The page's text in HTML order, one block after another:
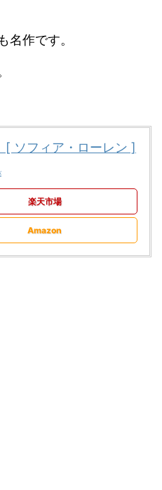
名作です。
[ ソフィア・ローレン ]
楽天市場
Amazon